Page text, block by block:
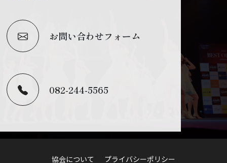
お問い合わせフォーム
082-244-5565
協会について プライバシーポリシー